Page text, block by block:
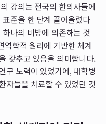
강의는 전국의 한의사들에
준을 한 단계 끌어올렸다
나의 비방에 의존하는 것
역학적 원리에 기반한 체계
갖추고 있음을 의미합니다.
구 노력이 있었기에, 대학병
자들을 치료할 수 있었던 것